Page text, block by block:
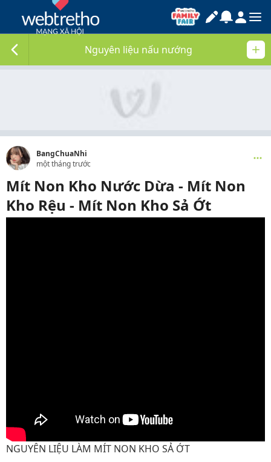
Nguyên liệu nấu nướng
BangChuaNhi
một tháng trước
Mít Non Kho Nước Dừa - Mít Non
Kho Rệu - Mít Non Kho Sả Ớt
NGUYÊN LIỆU LÀM MÍT NON KHO SẢ ỚT